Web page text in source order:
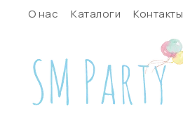
О нас Каталоги Контакты